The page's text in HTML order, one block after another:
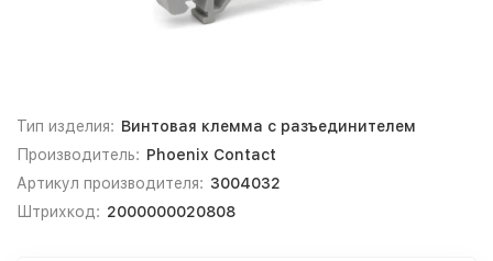
Тип изделия: Винтовая клемма с разъединителем
Производитель: Phoenix Contact
Артикул производителя: 3004032
Штрихкод: 2000000020808